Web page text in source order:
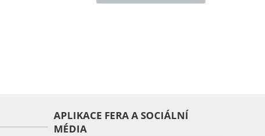
APLIKACE FERA A SOCIÁLNÍ
MÉDIA